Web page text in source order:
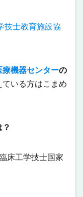
技士教育施設協
機器センターの
いる方はこまめ
床工学技士国家